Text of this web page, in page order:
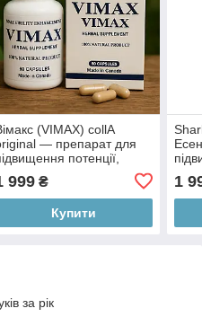
(VIMAX) collА
— препарат для
потенції,
100% оригінал із Канади,
капсул
999₴
Купити
1
за рік